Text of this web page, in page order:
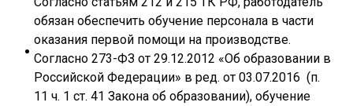
обязан обеспечить обучение персонала в части
оказания первой помощи на производстве.
Согласно 273-ФЗ от 29.12.2012 «Об образовании в
Российской Федерации» в ред. от 03.07.2016 (п.
11 ч. 1 ст. 41 Закона об образовании), обучение